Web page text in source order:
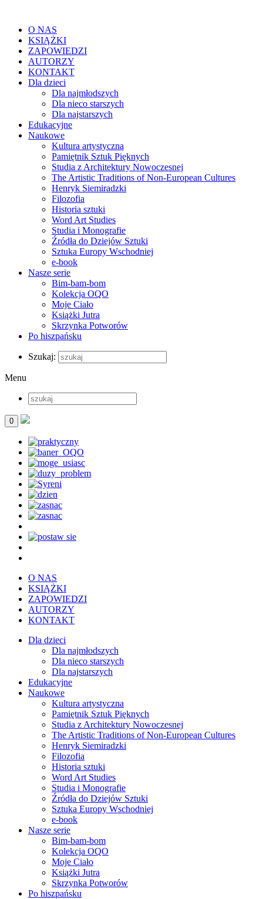
O NAS
KSIĄŻKI
ZAPOWIEDZI
AUTORZY
KONTAKT
Dla dzieci
Dla najmłodszych
Dla nieco starszych
Dla najstarszych
Edukacyjne
Naukowe
Kultura artystyczna
Pamiętnik Sztuk Pięknych
Studia z Architektury Nowoczesnej
The Artistic Traditions of Non-European Cultures
Henryk Siemiradzki
Filozofia
Historia sztuki
Word Art Studies
Studia i Monografie
Źródła do Dziejów Sztuki
Sztuka Europy Wschodniej
e-book
Nasze serie
Bim-bam-bom
Kolekcja OQO
Moje Ciało
Książki Jutra
Skrzynka Potworów
Po hiszpańsku
Szukaj:
Menu
O NAS
KSIĄŻKI
ZAPOWIEDZI
AUTORZY
KONTAKT
Dla dzieci
Dla najmłodszych
Dla nieco starszych
Dla najstarszych
Edukacyjne
Naukowe
Kultura artystyczna
Pamiętnik Sztuk Pięknych
Studia z Architektury Nowoczesnej
The Artistic Traditions of Non-European Cultures
Henryk Siemiradzki
Filozofia
Historia sztuki
Word Art Studies
Studia i Monografie
Źródła do Dziejów Sztuki
Sztuka Europy Wschodniej
e-book
Nasze serie
Bim-bam-bom
Kolekcja OQO
Moje Ciało
Książki Jutra
Skrzynka Potworów
Po hiszpańsku